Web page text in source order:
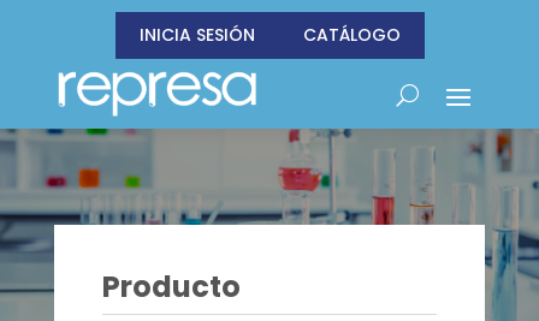
INICIA SESIÓN CATÁLOGO
Producto